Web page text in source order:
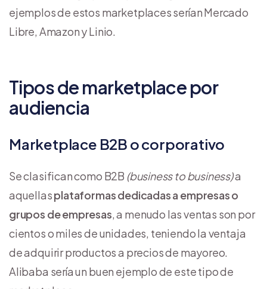
ejemplos de estos marketplaces serían Mercado
Libre, Amazon y Linio.
Tipos de marketplace por
audiencia
Marketplace B2B o corporativo
Se clasifican como B2B (business to business)a
aquellasplataformas dedicadas a empresas o
grupos de empresas, a menudo las ventas son por
cientos o miles de unidades, teniendo la ventaja
de adquirir productos a precios de mayoreo.
Alibaba sería un buen ejemplo de este tipo de